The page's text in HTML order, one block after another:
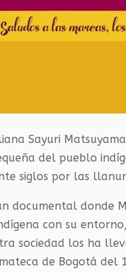
Sayuri
del pueblo
siglos por las
documental donde
con su
sociedad los ha
de Bogotá del